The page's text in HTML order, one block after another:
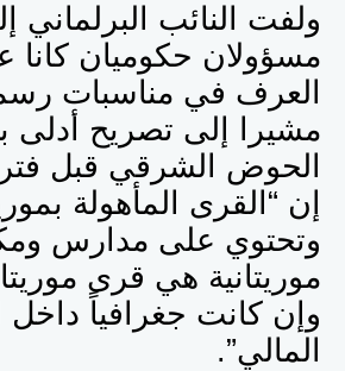
ولفت النائب البرلماني
مسؤولان حكوميان كانا
العرف في مناسبات
مشيرا إلى تصريح أدلى
الحوض الشرقي قبل
إن “القرى المأهولة
وتحتوي على مدارس
موريتانية هي قرى
وإن كانت جغرافياً داخل
المالي”.